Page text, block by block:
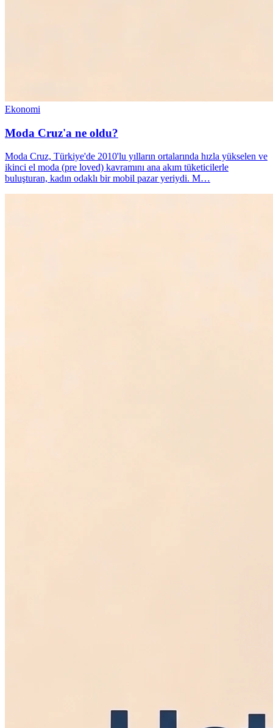
Ekonomi
Moda Cruz'a ne oldu?
Moda Cruz, Türkiye'de 2010'lu yılların ortalarında hızla yükselen ve
ikinci el moda (pre loved) kavramını ana akım tüketicilerle
buluşturan, kadın odaklı bir mobil pazar yeriydi. M…